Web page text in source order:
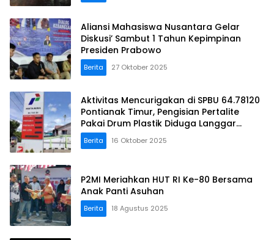
Aliansi Mahasiswa Nusantara Gelar
Diskusi’ Sambut 1 Tahun Kepimpinan
Presiden Prabowo
Berita 27 Oktober 2025
Aktivitas Mencurigakan di SPBU 64.78120
Pontianak Timur, Pengisian Pertalite
Pakai Drum Plastik Diduga Langgar
Aturan!
Berita 16 Oktober 2025
P2MI Meriahkan HUT RI Ke-80 Bersama
Anak Panti Asuhan
Berita 18 Agustus 2025